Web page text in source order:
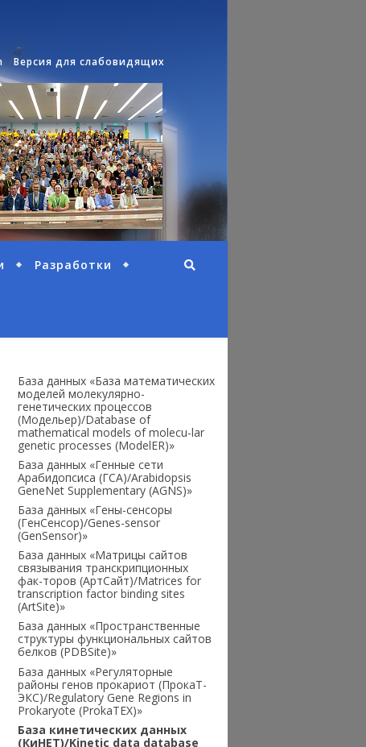
Версия для слабовидящих
Разработки
База данных «База математических
моделей молекулярно-
генетических процессов
(Модельер)/Database of
mathematical models of molecu-lar
genetic processes (ModelER)»
База данных «Генные сети
Арабидопсиса (ГСА)/Arabidopsis
GeneNet Supplementary (AGNS)»
База данных «Гены-сенсоры
(ГенСенсор)/Genes-sensor
(GenSensor)»
База данных «Матрицы сайтов
связывания транскрипционных
фак-торов (АртСайт)/Мatrices for
transcription factor binding sites
(ArtSite)»
База данных «Пространственные
структуры функциональных сайтов
белков (PDBSite)»
База данных «Регуляторные
районы генов прокариот (ПрокаТ-
ЭКС)/Regulatory Gene Regions in
Prokaryote (ProkaTEX)»
База кинетических данных
(КиНЕТ)/Kinetic data database